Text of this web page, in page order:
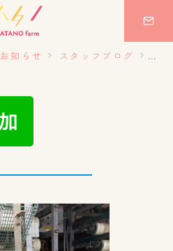
お知らせ スタッフブログ